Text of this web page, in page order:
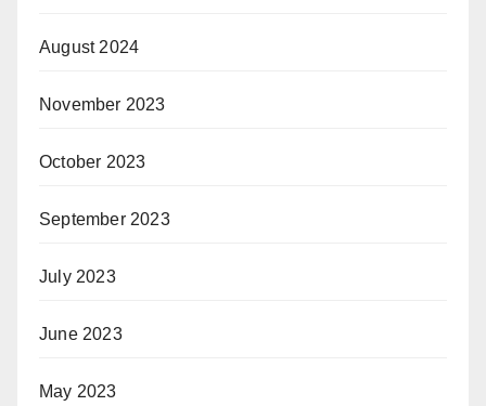
August 2024
November 2023
October 2023
September 2023
July 2023
June 2023
May 2023